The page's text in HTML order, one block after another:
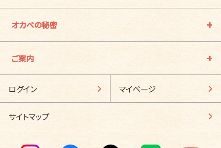
オカベの秘密
ご案内
ログイン マイページ
サイトマップ